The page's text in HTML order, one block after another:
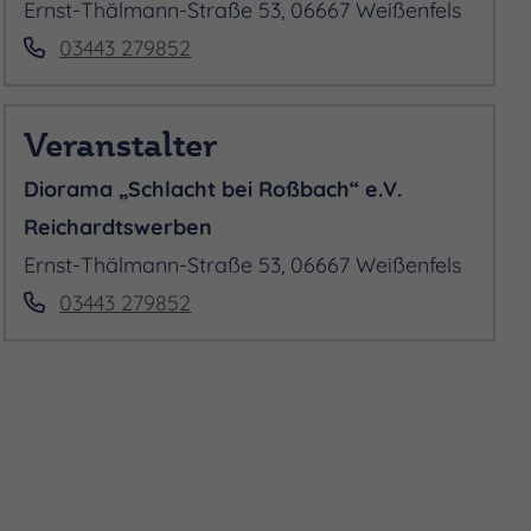
Ernst-Thälmann-Straße 53, 06667 Weißenfels
03443 279852
Veranstalter
Diorama „Schlacht bei Roßbach“ e.V.
Reichardtswerben
Ernst-Thälmann-Straße 53, 06667 Weißenfels
03443 279852